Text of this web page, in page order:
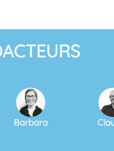
Barbara